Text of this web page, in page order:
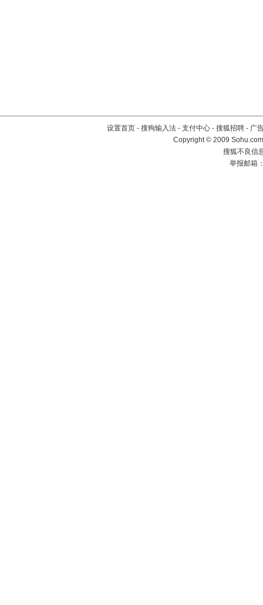
设置首页 - 搜狗输入法 - 支付中心 - 搜狐招聘 - 广
Copyright © 2009
搜狐不良信
举报邮箱